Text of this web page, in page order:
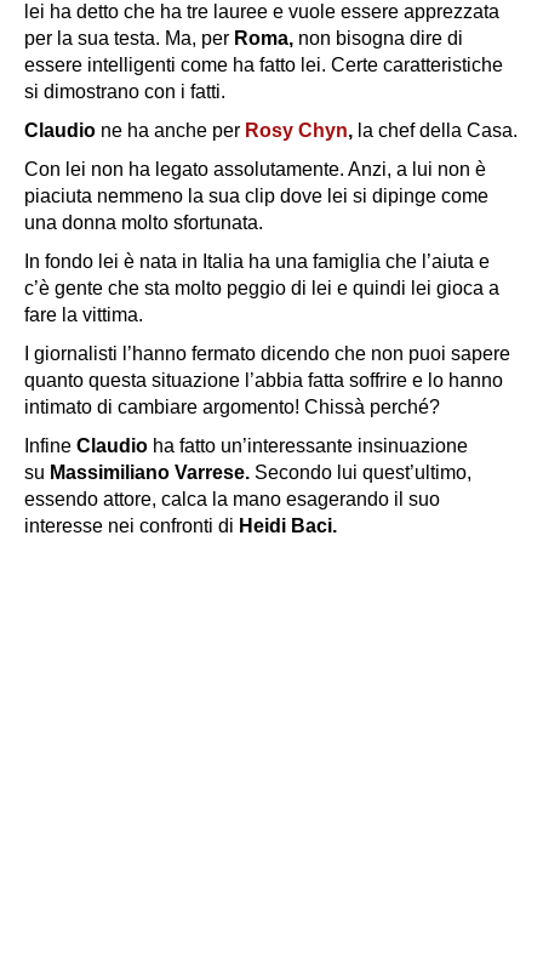
lei ha detto che ha tre lauree e vuole essere apprezzata
per la sua testa. Ma, per Roma, non bisogna dire di
essere intelligenti come ha fatto lei. Certe caratteristiche
si dimostrano con i fatti.
Claudio ne ha anche per Rosy Chyn, la chef della Casa.
Con lei non ha legato assolutamente. Anzi, a lui non è
piaciuta nemmeno la sua clip dove lei si dipinge come
una donna molto sfortunata.
In fondo lei è nata in Italia ha una famiglia che l’aiuta e
c’è gente che sta molto peggio di lei e quindi lei gioca a
fare la vittima.
I giornalisti l’hanno fermato dicendo che non puoi sapere
quanto questa situazione l’abbia fatta soffrire e lo hanno
intimato di cambiare argomento! Chissà perché?
Infine Claudio ha fatto un’interessante insinuazione
su Massimiliano Varrese. Secondo lui quest’ultimo,
essendo attore, calca la mano esagerando il suo
interesse nei confronti di Heidi Baci.